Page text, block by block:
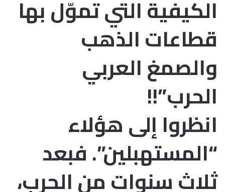
الكيفية التي تموّل بها
قطاعات الذهب
والصمغ العربي
الحرب”!!
انظروا إلى هؤلاء
“المستهبلين”. فبعد
ثلاث سنوات من الحرب،